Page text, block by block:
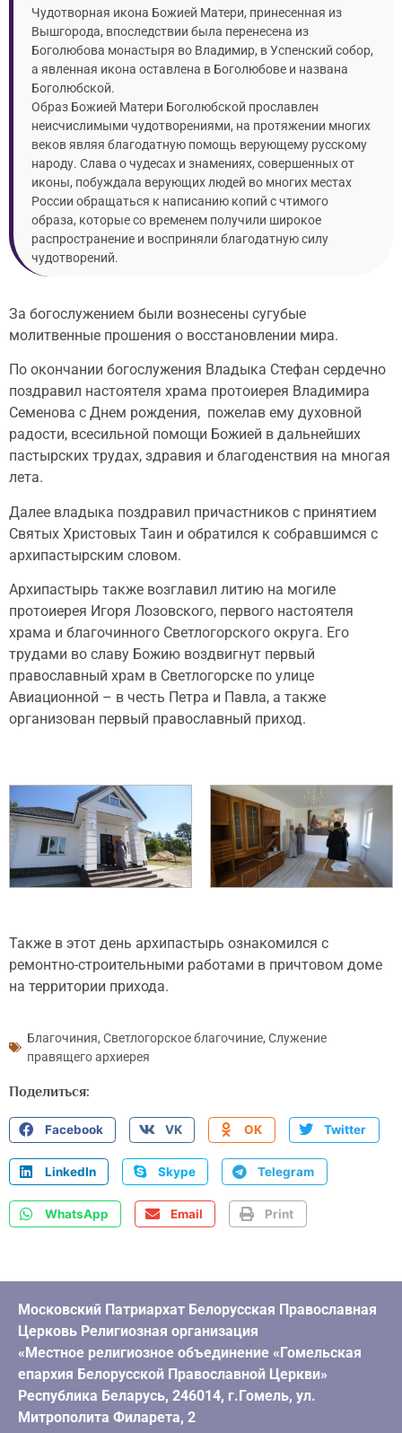
Чудотворная икона Божией Матери, принесенная из
Вышгорода, впоследствии была перенесена из
Боголюбова монастыря во Владимир, в Успенский собор,
а явленная икона оставлена в Боголюбове и названа
Боголюбской.
Образ Божией Матери Боголюбской прославлен
неисчислимыми чудотворениями, на протяжении многих
веков являя благодатную помощь верующему русскому
народу. Слава о чудесах и знамениях, совершенных от
иконы, побуждала верующих людей во многих местах
России обращаться к написанию копий с чтимого
образа, которые со временем получили широкое
распространение и восприняли благодатную силу
чудотворений.
За богослужением были вознесены сугубые
молитвенные прошения о восстановлении мира.
По окончании богослужения Владыка Стефан сердечно
поздравил настоятеля храма протоиерея Владимира
Семенова с Днем рождения, пожелав ему духовной
радости, всесильной помощи Божией в дальнейших
пастырских трудах, здравия и благоденствия на многая
лета.
Далее владыка поздравил причастников с принятием
Святых Христовых Таин и обратился к собравшимся с
архипастырским словом.
Архипастырь также возглавил литию на могиле
протоиерея Игоря Лозовского, первого настоятеля
храма и благочинного Светлогорского округа. Его
трудами во славу Божию воздвигнут первый
православный храм в Светлогорске по улице
Авиационной – в честь Петра и Павла, а также
организован первый православный приход.
Также в этот день архипастырь ознакомился с
ремонтно-строительными работами в причтовом доме
на территории прихода.
Благочиния, Светлогорское благочиние, Служение
правящего архиерея
Поделиться:
Facebook VK OK Twitter
LinkedIn Skype Telegram
WhatsApp Email Print
Московский Патриархат Белорусская Православная
Церковь Религиозная организация
«Местное религиозное объединение «Гомельская
епархия Белорусской Православной Церкви»
Республика Беларусь, 246014, г.Гомель, ул.
Митрополита Филарета, 2